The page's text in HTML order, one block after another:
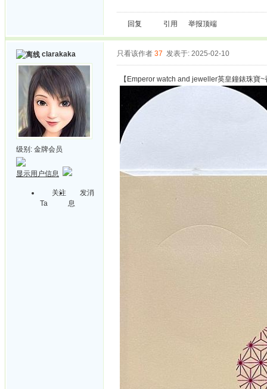
回复 引用 举报顶端
clarakaka
级别: 金牌会员
显示用户信息
关注
Ta
发消
息
只看该作者 37 发表于: 2025-02-10
【Emperor watch and jeweller英皇鐘錶珠寶